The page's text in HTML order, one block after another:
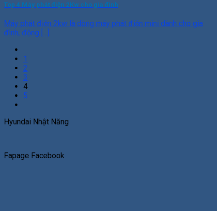
Top 4 Máy phát điện 2Kw cho gia đình
Máy phát điện 2kw là dòng máy phát điện mini dành cho gia
đình, động [...]
1
2
3
4
5
Hyundai Nhật Năng
Fapage Facebook